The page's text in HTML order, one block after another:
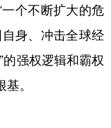
悦读
上市公司
个不断扩大的危
身、冲击全球经
的强权逻辑和霸权
。